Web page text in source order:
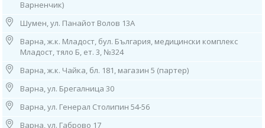
Препоръчва се в 2-седмичния период преди нейното вземане да не се
приемат антибиотични и пробиотични лекарствени средства, тъй като
могат да повлияят на изследването.
Необходимо е първо да вземете необходимия комплект
ColoAlert за тестването - на място от следните адреси на
лабораторията, като предоставите номер на ваучер:
София, жк. Младост 2, бл. 261 Д;
София, ул. Бузлуджа 64;
Варна, ул. "Габрово" 17;
Гоце Делчев, бул. "Гоце Делчев" 22.
Варненчик)
Шумен, ул. Панайот Волов 13А
Варна, ж.к. Младост, бул. България, медицински комплекс
Младост, тяло Б, ет. 3, №324
Варна, ж.к. Чайка, бл. 181, магазин 5 (партер)
Варна, ул. Брегалница 30
Варна, ул. Генерал Столипин 54-56
Варна, ул. Габрово 17